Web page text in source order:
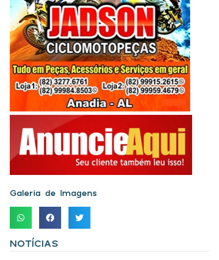
Galeria de Imagens
NOTÍCIAS